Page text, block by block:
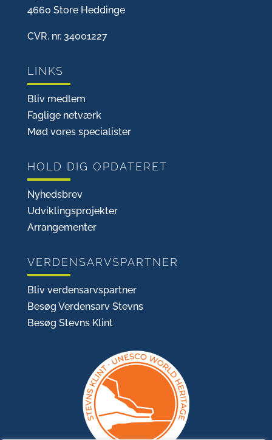
4660 Store Heddinge
CVR. nr. 34001227
LINKS
Bliv medlem
Faglige netværk
Mød vores specialister
HOLD DIG OPDATERET
Nyhedsbrev
Udviklingsprojekter
Arrangementer
VERDENSARVSPARTNER
Bliv verdensarvspartner
Besøg Verdensarv Stevns
Besøg Stevns Klint